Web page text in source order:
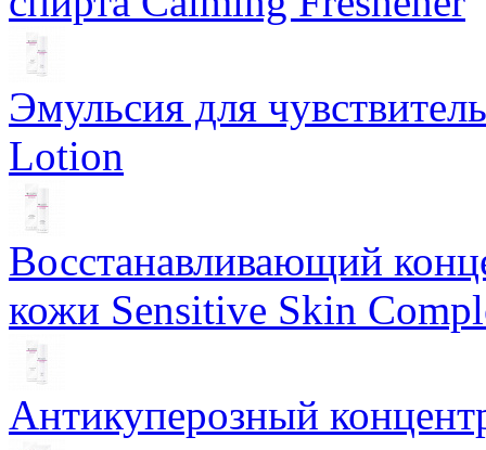
Эмульсия для
Lotion
Восстанавливающий
кожи Sensitive Skin
Антикуперозный